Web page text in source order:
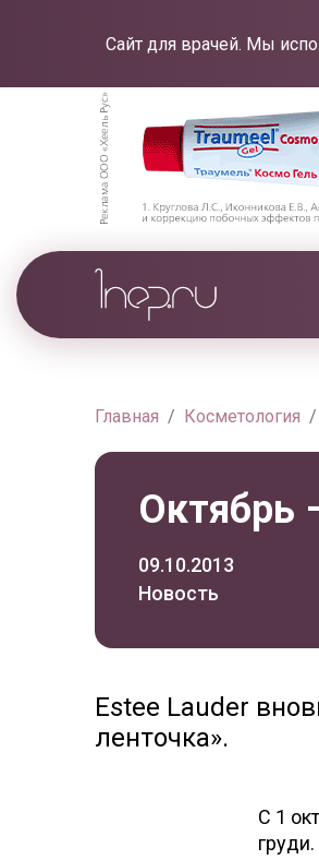
Сайт для врачей. Мы
Главная Косметология
Октябрь
09.10.2013
Новость
Estee Lauder
ленточка».
С 1